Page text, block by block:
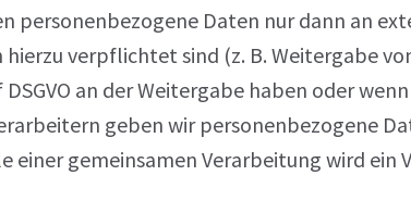
personenbezogene Daten nur dann an
verpflichtet sind (z. B. Weitergabe
an der Weitergabe haben oder
geben wir personenbezogene
gemeinsamen Verarbeitung wird ein